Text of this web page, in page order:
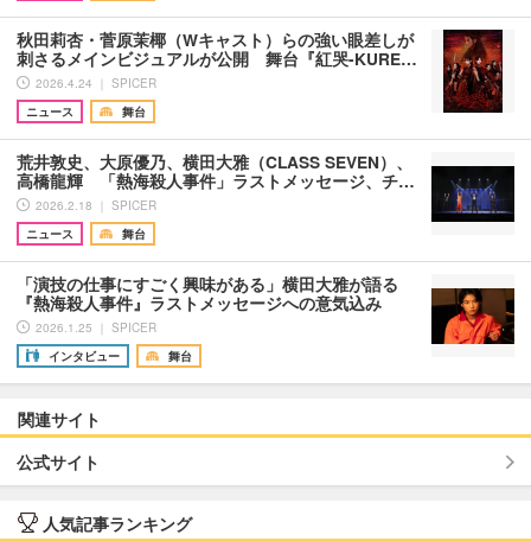
秋田莉杏・菅原茉椰（Wキャスト）らの強い眼差しが
刺さるメインビジュアルが公開 舞台『紅哭-KURE…
2026.4.24 ｜ SPICER
ニュース
舞台
荒井敦史、大原優乃、横田大雅（CLASS SEVEN）、
高橋龍輝 「熱海殺人事件」ラストメッセージ、チ…
2026.2.18 ｜ SPICER
ニュース
舞台
「演技の仕事にすごく興味がある」横田大雅が語る
『熱海殺人事件』ラストメッセージへの意気込み
2026.1.25 ｜ SPICER
インタビュー
舞台
関連サイト
公式サイト
人気記事ランキング